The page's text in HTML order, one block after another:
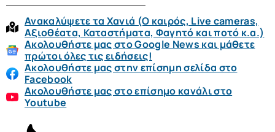
Ανακαλύψετε τα Χανιά (O καιρός, Live cameras,
Αξιοθέατα, Καταστήματα, Φαγητό και ποτό κ.α.)
Ακολουθήστε μας στο Google News και μάθετε
πρώτοι όλες τις ειδήσεις!
Ακολουθήστε μας στην επίσημη σελίδα στο
Facebook
Ακολουθήστε μας στο επίσημο κανάλι στο
Youtube